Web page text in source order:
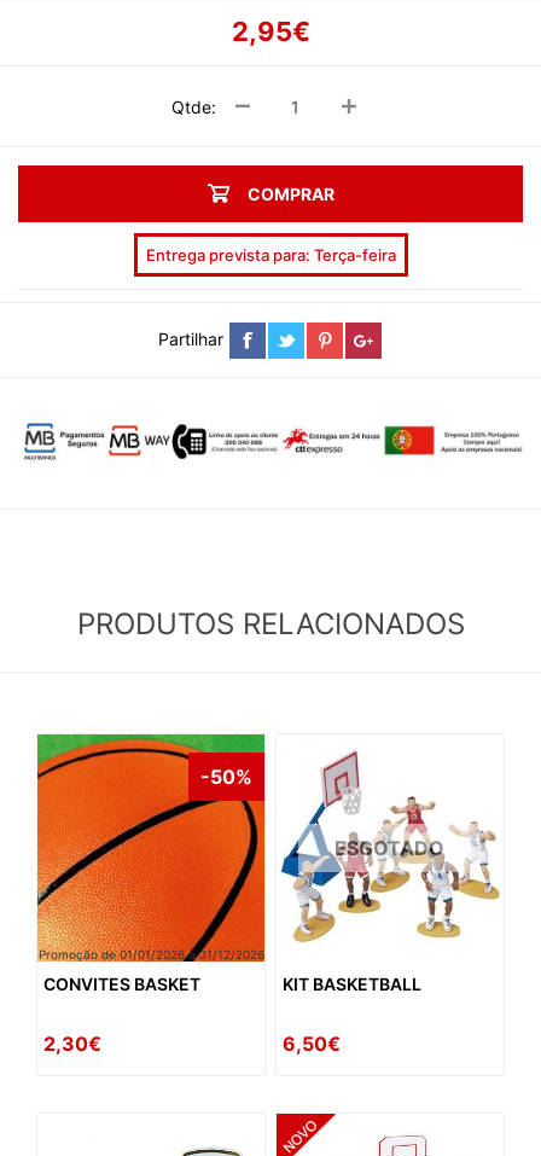
2,95€
Qtde:
COMPRAR
Entrega prevista para: Terça-feira
Partilhar
PRODUTOS RELACIONADOS
-50%
Promoção de 01/01/2026 a 31/12/2026
CONVITES BASKET
2,30€
ESGOTADO
KIT BASKETBALL
6,50€